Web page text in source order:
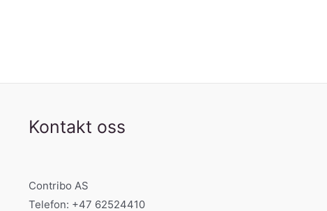
Kontakt oss
Contribo AS
Telefon: +47 62524410